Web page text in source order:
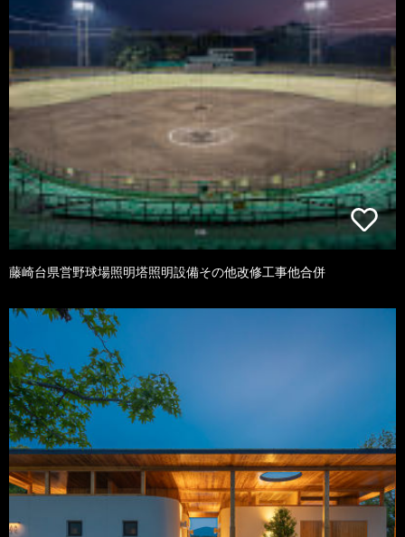
藤崎台県営野球場照明塔照明設備その他改修工事他合併